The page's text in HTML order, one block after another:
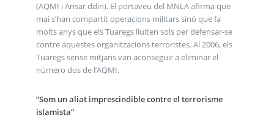
(AQMI i Ansar ddin). El portaveu del MNLA afirma que
mai s’han compartit operacions militars sinó que fa
molts anys que els Tuaregs lluiten sols per defensar-se
contre aquestes organitzacions terroristes. Al 2006, els
Tuaregs sense mitjans van aconseguir a eliminar el
número dos de l’AQMI.
“Som un aliat imprescindible contre el terrorisme
islamista”